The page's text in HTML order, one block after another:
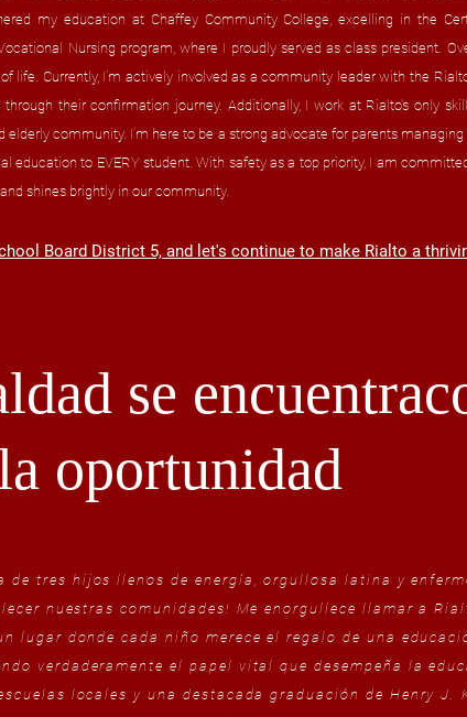
my education at Chaffey Community College, excelling in the
Nursing program, where I proudly served as class president.
life. Currently, I’m actively involved as a community leader with the
their confirmation journey. Additionally, I work at Rialto's only
community. I’m here to be a strong advocate for parents
education to EVERY student. With safety as a top priority, I am
shines brightly in our community.
Board District 5, and let's continue to make Rialto a
se
oportunidad
de tres hijos llenos de energía, orgullosa latina y
nuestras comunidades! Me enorgullece llamar a
lugar donde cada niño merece el regalo de una
verdaderamente el papel vital que desempeña la
locales y una destacada graduación de Henry J.